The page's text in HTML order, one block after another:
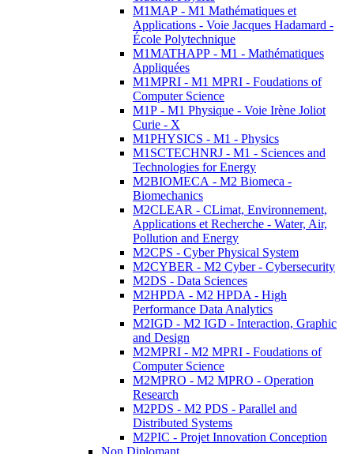
M1MAP - M1 Mathématiques et
Applications - Voie Jacques Hadamard -
École Polytechnique
M1MATHAPP - M1 - Mathématiques
Appliquées
M1MPRI - M1 MPRI - Foudations of
Computer Science
M1P - M1 Physique - Voie Irène Joliot
Curie - X
M1PHYSICS - M1 - Physics
M1SCTECHNRJ - M1 - Sciences and
Technologies for Energy
M2BIOMECA - M2 Biomeca -
Biomechanics
M2CLEAR - CLimat, Environnement,
Applications et Recherche - Water, Air,
Pollution and Energy
M2CPS - Cyber Physical System
M2CYBER - M2 Cyber - Cybersecurity
M2DS - Data Sciences
M2HPDA - M2 HPDA - High
Performance Data Analytics
M2IGD - M2 IGD - Interaction, Graphic
and Design
M2MPRI - M2 MPRI - Foudations of
Computer Science
M2MPRO - M2 MPRO - Operation
Research
M2PDS - M2 PDS - Parallel and
Distributed Systems
M2PIC - Projet Innovation Conception
Non Diplomant